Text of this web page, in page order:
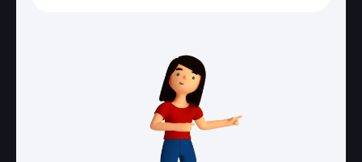
Страхование физических лиц
Страхование юридических лиц
Страховые компании
Электронные перевозочные